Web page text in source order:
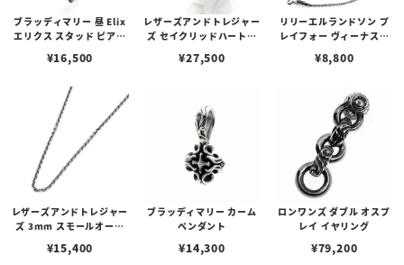
ブラッディマリー 昼 Elix
エリクス スタッド ピアス
¥16,500
レザーズアンドトレジャー
ズ セイクリッドハートピ
¥27,500
リリーエルランドソン プ
レイフォー ヴィーナスチ
¥8,800
レザーズアンドトレジャー
ズ 3mm スモールオーバ
ブスタークラスプ＆LTロ
¥15,400
ブラッディマリー カーム
ペンダント
¥14,300
ロンワンズ ダブル オスプ
レイ イヤリング
¥79,200